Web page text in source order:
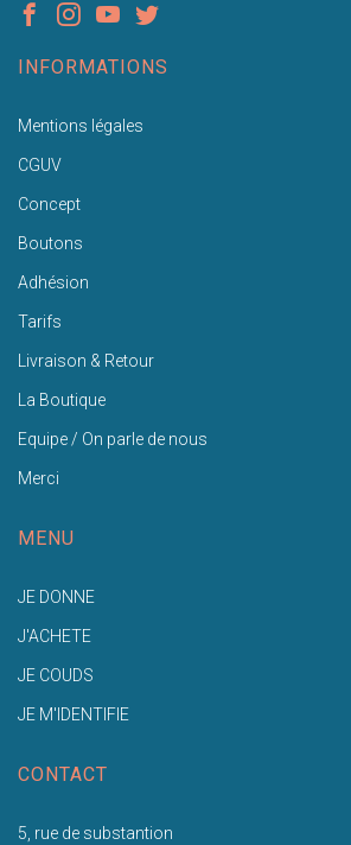
INFORMATIONS
Mentions légales
CGUV
Concept
Boutons
Adhésion
Tarifs
Livraison & Retour
La Boutique
Equipe / On parle de nous
Merci
MENU
JE DONNE
J'ACHETE
JE COUDS
JE M'IDENTIFIE
CONTACT
5, rue de substantion